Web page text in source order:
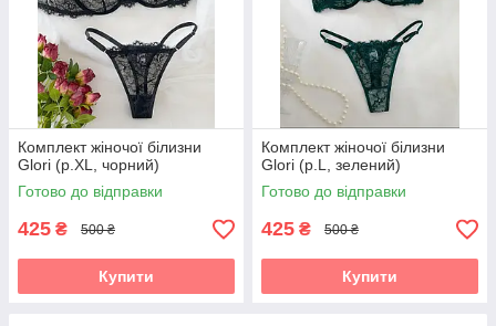
Комплект жіночої білизни
Glori (р.XL, чорний)
Готово до відправки
425 ₴ 500 ₴
Купити
Комплект жіночої білизни
Glori (р.L, зелений)
Готово до відправки
425 ₴ 500 ₴
Купити